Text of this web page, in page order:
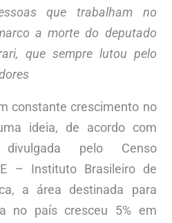
que trabalham no
a morte do deputado
que sempre lutou pelo
constante crescimento no
ideia, de acordo com
pelo Censo
– Instituto Brasileiro de
a área destinada para
no país cresceu 5% em